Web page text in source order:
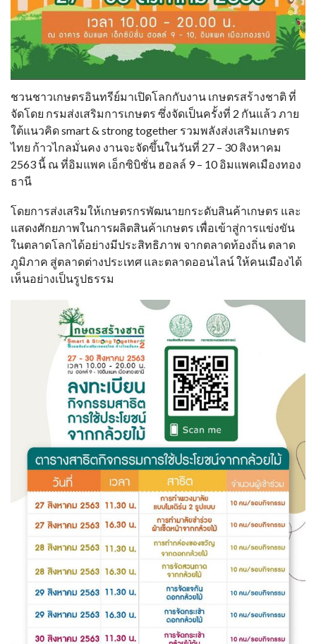
ชวนชาวเกษตรอินทรีย์มาเปิดโลกกับงาน เกษตรสร้างชาติ ที่
จัดโดย กรมส่งเสริมการเกษตร ซึ่งจัดเป็นครั้งที่ 2 กันแล้ว ภาย
ใต้แนวคิด smart & strong together รวมพลังส่งเสริมเกษตร
ไทย ก้าวไกลมั่นคง งานจะจัดขึ้นในวันที่ 27 – 30 สิงหาคม
2563 นี้ ณ ที่อิมแพค เอ็กซิบิชั่น ฮอลล์ 9 – 10 อิมแพคเมืองทอง
ธานี
โดยการส่งเสริมให้เกษตรกรพัฒนายกระดับสินค้าเกษตร และ
แสดงศักยภาพในการผลิตสินค้าเกษตร เพื่อเข้าสู่การแข่งขัน
ในตลาดโลกได้อย่างมีประสิทธิภาพ จากตลาดท้องถิ่น ตลาด
ภูมิภาค สู่ตลาดต่างประเทศ และตลาดออนไลน์ ให้คนเมืองได้
เห็นอย่างเป็นรูปธรรม